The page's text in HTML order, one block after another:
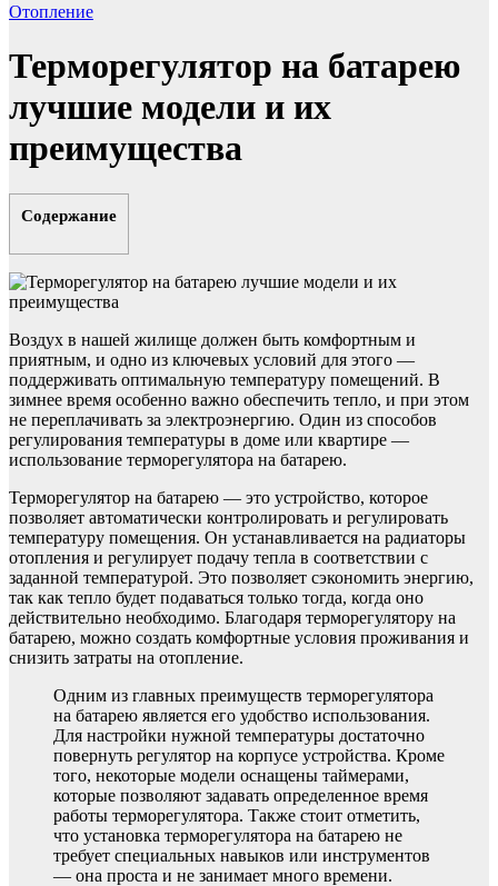
Отопление
Терморегулятор на батарею
лучшие модели и их
преимущества
Содержание
Воздух в нашей жилище должен быть комфортным и
приятным, и одно из ключевых условий для этого —
поддерживать оптимальную температуру помещений. В
зимнее время особенно важно обеспечить тепло, и при этом
не переплачивать за электроэнергию. Один из способов
регулирования температуры в доме или квартире —
использование терморегулятора на батарею.
Терморегулятор на батарею — это устройство, которое
позволяет автоматически контролировать и регулировать
температуру помещения. Он устанавливается на радиаторы
отопления и регулирует подачу тепла в соответствии с
заданной температурой. Это позволяет сэкономить энергию,
так как тепло будет подаваться только тогда, когда оно
действительно необходимо. Благодаря терморегулятору на
батарею, можно создать комфортные условия проживания и
снизить затраты на отопление.
Одним из главных преимуществ терморегулятора
на батарею является его удобство использования.
Для настройки нужной температуры достаточно
повернуть регулятор на корпусе устройства. Кроме
того, некоторые модели оснащены таймерами,
которые позволяют задавать определенное время
работы терморегулятора. Также стоит отметить,
что установка терморегулятора на батарею не
требует специальных навыков или инструментов
— она проста и не занимает много времени.